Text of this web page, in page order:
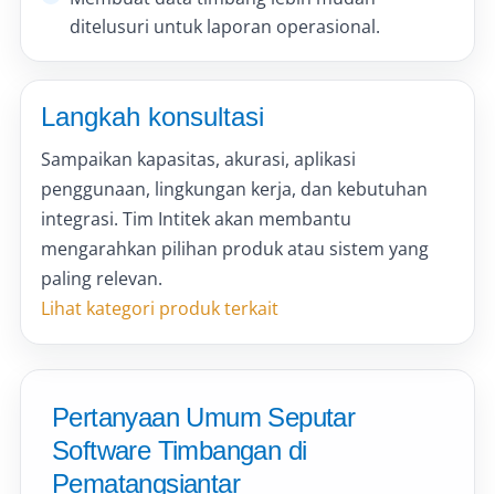
ditelusuri untuk laporan operasional.
Langkah konsultasi
Sampaikan kapasitas, akurasi, aplikasi
penggunaan, lingkungan kerja, dan kebutuhan
integrasi. Tim Intitek akan membantu
mengarahkan pilihan produk atau sistem yang
paling relevan.
Lihat kategori produk terkait
Pertanyaan Umum Seputar
Software Timbangan di
Pematangsiantar